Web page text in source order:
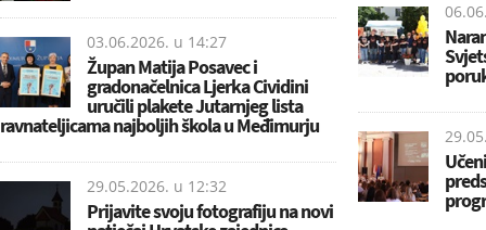
03.06.2026. u 14:27
Župan Matija Posavec i
gradonačelnica Ljerka Cividini
uručili plakete Jutarnjeg lista
ravnateljicama najboljih škola u Međimurju
29.05.2026. u 12:32
Prijavite svoju fotografiju na novi